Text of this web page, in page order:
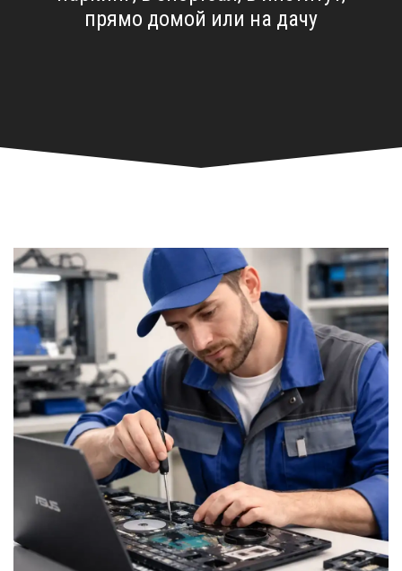
прямо домой или на дачу